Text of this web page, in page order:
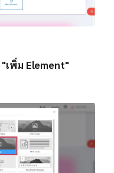
"เพิ่ม Element"